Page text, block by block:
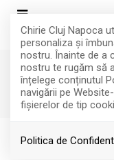
Chirie Cluj Napoca
personaliza și
nostru. Înainte de a
nostru te rugăm să
înțelege conținutul
navigării pe
fişierelor de tip
Politica de